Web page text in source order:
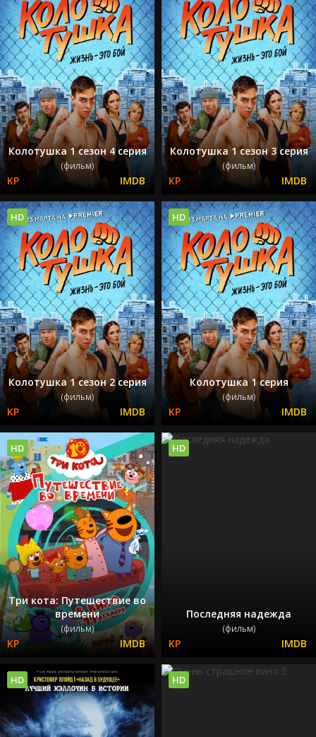
Колотушка 1 сезон 4 серия
(фильм)
Колотушка 1 сезон 3 серия
(фильм)
Колотушка 1 сезон 2 серия
(фильм)
HD
Колотушка 1 серия
(фильм)
HD
Три кота: Путешествие во
времени
(фильм)
HD
Последняя надежда
(фильм)
HD
HD HD